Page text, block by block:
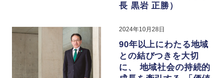
長 黒岩 正勝）
2024年10月28日
90年以上にわたる地域
との結びつきを大切
に、 地域社会の持続的